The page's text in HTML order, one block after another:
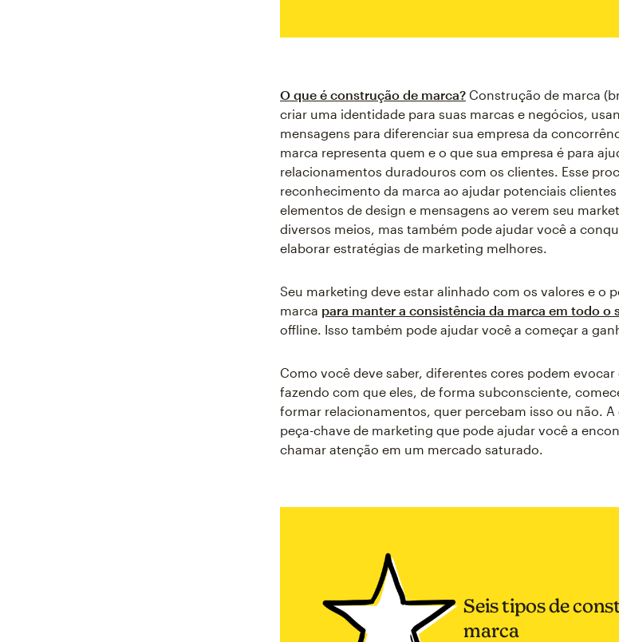
O que é construção de marca? Construção de marca
criar uma identidade para suas marcas e negócios,
mensagens para diferenciar sua empresa da
marca representa quem e o que sua empresa é para
relacionamentos duradouros com os clientes. Esse
reconhecimento da marca ao ajudar potenciais
elementos de design e mensagens ao verem seu
diversos meios, mas também pode ajudar você a
elaborar estratégias de marketing melhores.
Seu marketing deve estar alinhado com os valores e o
marca para manter a consistência da marca em todo o
offline. Isso também pode ajudar você a começar a
Como você deve saber, diferentes cores podem
fazendo com que eles, de forma subconsciente,
formar relacionamentos, quer percebam isso ou não.
peça-chave de marketing que pode ajudar você a
chamar atenção em um mercado saturado.
Seis tipos de
marca